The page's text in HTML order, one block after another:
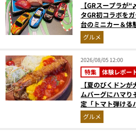
【GRスープラが
タGR初コラボを
台のミニカー＆体
奮間違いなし
グルメ
2026/08/05 12:00
特集 体験レポー
【夏のびくドン
ムバーグにハマり
定「トマト弾ける
グルメ